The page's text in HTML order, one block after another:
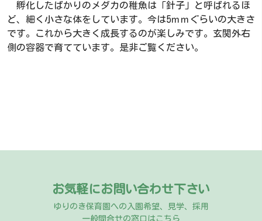
孵化したばかりのメダカの稚魚は「針子」と呼ばれるほ
ど、細く小さな体をしています。今は5ｍｍぐらいの大きさ
です。これから大きく成長するのが楽しみです。玄関外右
側の容器で育てています。是非ご覧ください。
お気軽にお問い合わせ下さい
ゆりのき保育園への入園希望、見学、採用
一般問合せの窓口はこちら